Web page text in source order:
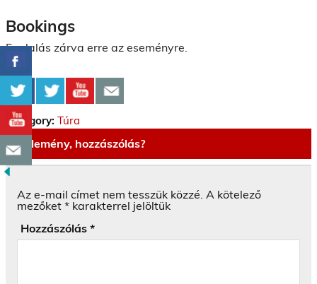
Bookings
Foglalás zárva erre az eseményre.
Category: Túra
Vélemény, hozzászólás?
Az e-mail címet nem tesszük közzé. A kötelező
mezőket * karakterrel jelöltük
Hozzászólás *